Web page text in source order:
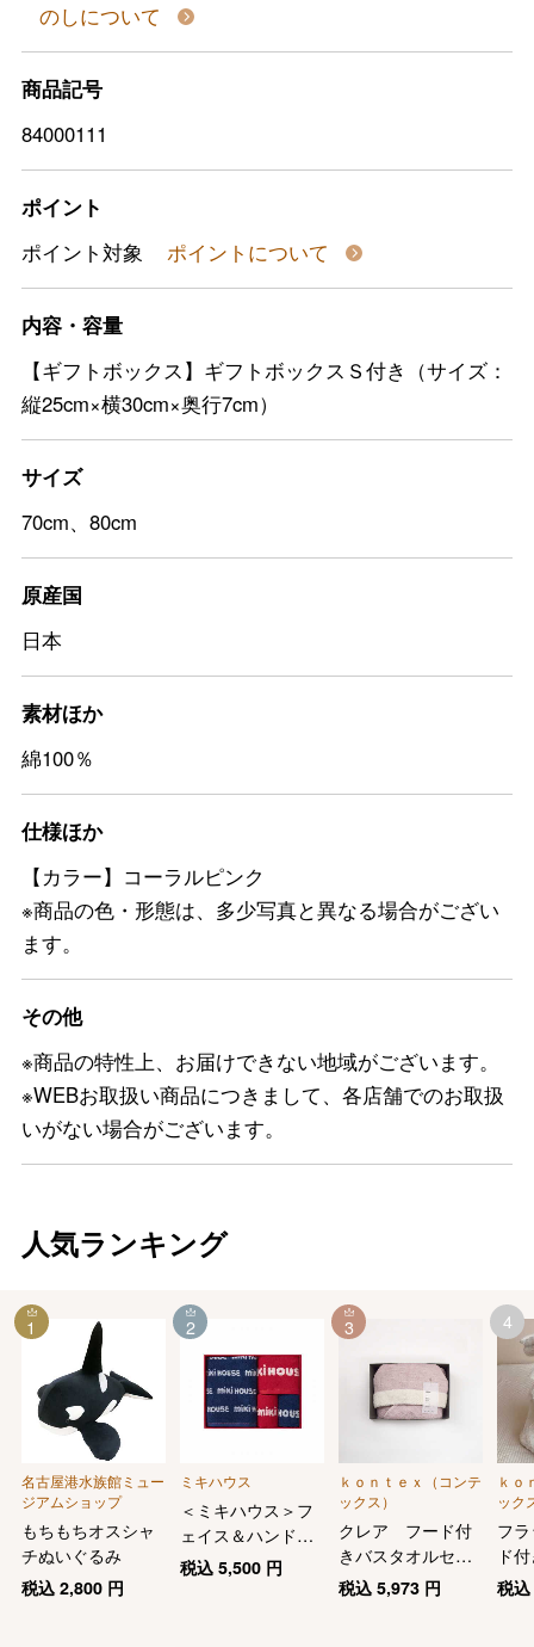
のしについて
商品記号
84000111
ポイント
ポイント対象
ポイントについて
内容・容量
【ギフトボックス】ギフトボックスＳ付き（サイズ：
縦25cm×横30cm×奥行7cm）
サイズ
70cm、80cm
原産国
日本
素材ほか
綿100％
仕様ほか
【カラー】コーラルピンク
※商品の色・形態は、多少写真と異なる場合がござい
ます。
その他
※商品の特性上、お届けできない地域がございます。
※WEBお取扱い商品につきまして、各店舗でのお取扱
いがない場合がございます。
人気ランキング
名古屋港水族館ミュー
ジアムショップ
もちもちオスシャ
チぬいぐるみ
税込 2,800円
1
ミキハウス
＜ミキハウス＞フ
ェイス＆ハンド＆
ミニタオル２枚セ
税込5,500 円
2
ｋｏｎｔｅｘ（コンテ
ックス）
クレア フード付
きバスタオルセッ
ト
税込5,973 円
3
ｋｏ
ック
フ
ド
セ
税
4